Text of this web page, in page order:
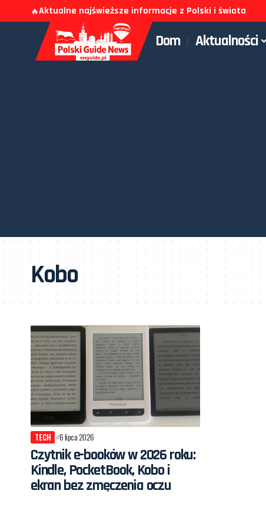
🔥Aktualne najświeższe informacje z Polski i świata
Dom Aktualności
Kobo
TECH 6 lipca 2026
Czytnik e-booków w 2026 roku:
Kindle, PocketBook, Kobo i
ekran bez zmęczenia oczu